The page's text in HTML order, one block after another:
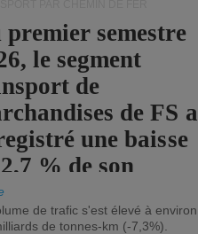
premier semestre
le segment
de
de FS a
une baisse
% de son
d'affaires
de trafic s'est élevé à environ
de tonnes-km (-7,3%).